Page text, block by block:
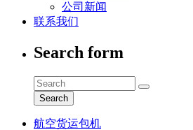
公司新闻
联系我们
Search form
Search
航空货运包机